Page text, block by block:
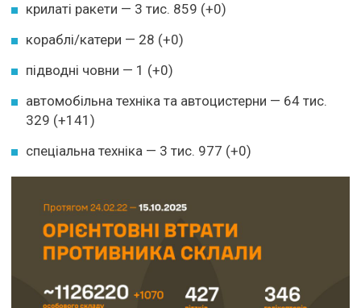
крилаті ракети — 3 тис. 859 (+0)
кораблі/катери — 28 (+0)
підводні човни — 1 (+0)
автомобільна техніка та автоцистерни — 64 тис.
329 (+141)
спеціальна техніка — 3 тис. 977 (+0)